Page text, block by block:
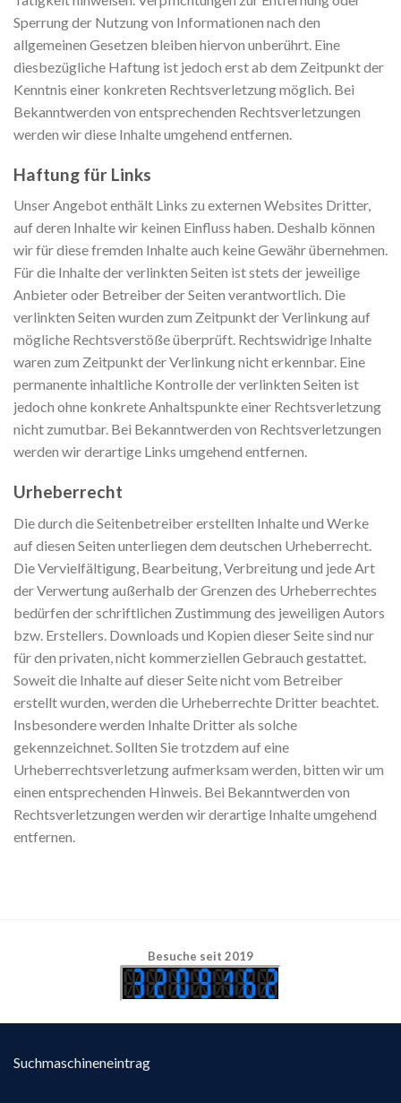
Sperrung der Nutzung von Informationen nach den
allgemeinen Gesetzen bleiben hiervon unberührt. Eine
diesbezügliche Haftung ist jedoch erst ab dem Zeitpunkt der
Kenntnis einer konkreten Rechtsverletzung möglich. Bei
Bekanntwerden von entsprechenden Rechtsverletzungen
werden wir diese Inhalte umgehend entfernen.
Haftung für Links
Unser Angebot enthält Links zu externen Websites Dritter,
auf deren Inhalte wir keinen Einfluss haben. Deshalb können
wir für diese fremden Inhalte auch keine Gewähr übernehmen.
Für die Inhalte der verlinkten Seiten ist stets der jeweilige
Anbieter oder Betreiber der Seiten verantwortlich. Die
verlinkten Seiten wurden zum Zeitpunkt der Verlinkung auf
mögliche Rechtsverstöße überprüft. Rechtswidrige Inhalte
waren zum Zeitpunkt der Verlinkung nicht erkennbar. Eine
permanente inhaltliche Kontrolle der verlinkten Seiten ist
jedoch ohne konkrete Anhaltspunkte einer Rechtsverletzung
nicht zumutbar. Bei Bekanntwerden von Rechtsverletzungen
werden wir derartige Links umgehend entfernen.
Urheberrecht
Die durch die Seitenbetreiber erstellten Inhalte und Werke
auf diesen Seiten unterliegen dem deutschen Urheberrecht.
Die Vervielfältigung, Bearbeitung, Verbreitung und jede Art
der Verwertung außerhalb der Grenzen des Urheberrechtes
bedürfen der schriftlichen Zustimmung des jeweiligen Autors
bzw. Erstellers. Downloads und Kopien dieser Seite sind nur
für den privaten, nicht kommerziellen Gebrauch gestattet.
Soweit die Inhalte auf dieser Seite nicht vom Betreiber
erstellt wurden, werden die Urheberrechte Dritter beachtet.
Insbesondere werden Inhalte Dritter als solche
gekennzeichnet. Sollten Sie trotzdem auf eine
Urheberrechtsverletzung aufmerksam werden, bitten wir um
einen entsprechenden Hinweis. Bei Bekanntwerden von
Rechtsverletzungen werden wir derartige Inhalte umgehend
entfernen.
Besuche seit 2019
Suchmaschineneintrag